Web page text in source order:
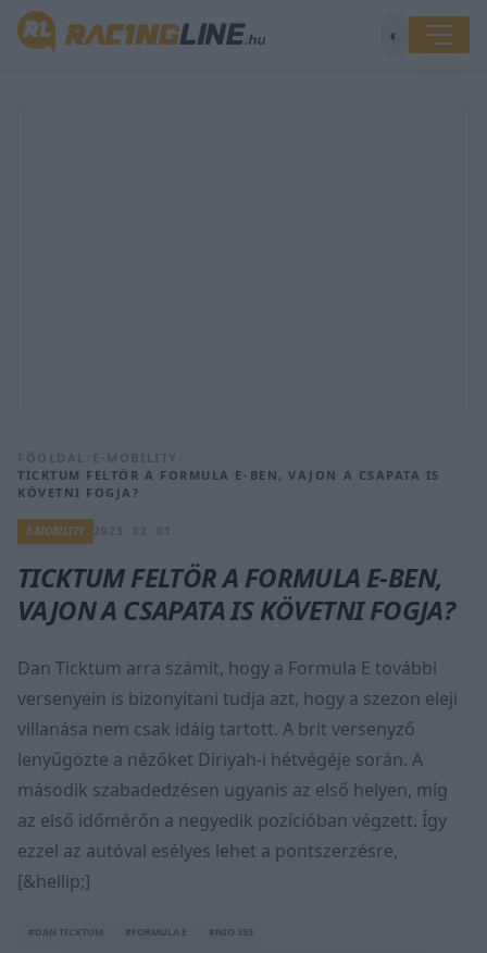
◐
FŐOLDAL E-MOBILITY
TICKTUM FELTÖR A FORMULA E-BEN, VAJON A CSAPATA IS
KÖVETNI FOGJA?
E-MOBILITY
TICKTUM FELTÖR A FORMULA E-BEN,
VAJON A CSAPATA IS KÖVETNI FOGJA?
Dan Ticktum arra számít, hogy a Formula E további
versenyein is bizonyítani tudja azt, hogy a szezon eleji
villanása nem csak idáig tartott. A brit versenyző
lenyűgözte a nézőket Diriyah-i hétvégéje során. A
második szabadedzésen ugyanis az első helyen, míg
az első időmérőn a negyedik pozícióban végzett. Így
ezzel az autóval esélyes lehet a pontszerzésre,
[&hellip;]
#DAN TICKTUM #FORMULA E #NIO 333